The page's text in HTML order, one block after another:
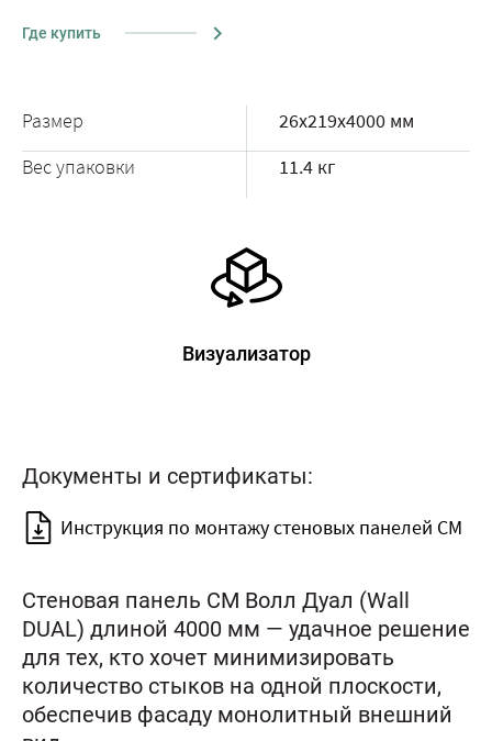
Размер
26x219x4000 мм
Вес упаковки
11.4 кг
Где купить
Документы и сертификаты:
Инструкция по монтажу стеновых панелей CM
Визуализатор
Стеновая панель CM Волл Дуал (Wall
DUAL) длиной 4000 мм — удачное решение
для тех, кто хочет минимизировать
количество стыков на одной плоскости,
обеспечив фасаду монолитный внешний